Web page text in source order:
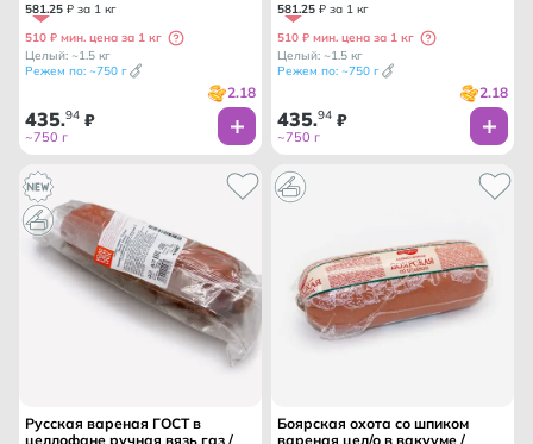
581.25 ₽ за 1 кг
510 ₽ мин. цена за 1 кг
Целый: ~1.5 кг
Режем по: ~750 г
2.18
435.94 ₽
~750 г
581.25 ₽ за 1 кг
510 ₽ мин. цена за 1 кг
Целый: ~1.5 кг
Режем по: ~750 г
2.18
435.94 ₽
~750 г
Русская вареная ГОСТ в
целлофане ручная вязь газ /
Боярская охота со шпиком
вареная цел/о в вакууме /